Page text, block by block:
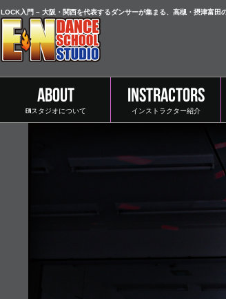
LOCK入門 – 大阪・関西を代表するダンサーが集まる、高槻・摂津富田
ABOUT
ENスタジオについて
INSTRACTORS
インストラクター紹介